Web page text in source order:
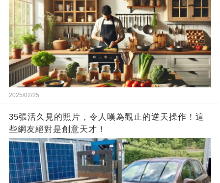
2025/02/25
35張活久見的照片，令人嘆為觀止的逆天操作！這
些網友絕對是創意天才！